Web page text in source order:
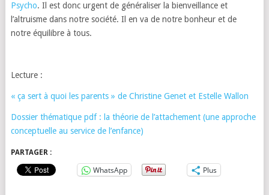
Psycho. Il est donc urgent de généraliser la bienveillance et
l’altruisme dans notre société. Il en va de notre bonheur et de
notre équilibre à tous.
Lecture :
« ça sert à quoi les parents » de Christine Genet et Estelle Wallon
Dossier thématique pdf : la théorie de l’attachement (une approche
conceptuelle au service de l’enfance)
PARTAGER :
WhatsApp Plus